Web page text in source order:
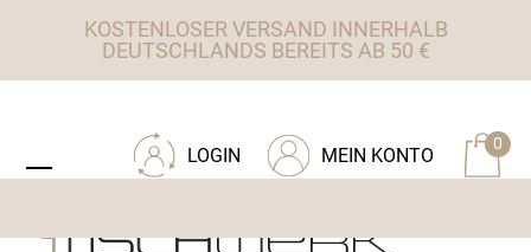
KOSTENLOSER VERSAND INNERHALB
DEUTSCHLANDS BEREITS AB 50 €
0
MEIN KONTO
LOGIN
mobile
mobile